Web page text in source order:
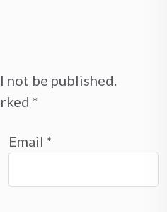
not be published.
*
Email *